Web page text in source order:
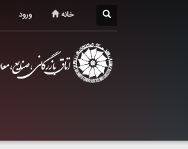
درباره اتاق
خدمات الکترونیک
معرفی استان
تشکل ها
ورود خانه